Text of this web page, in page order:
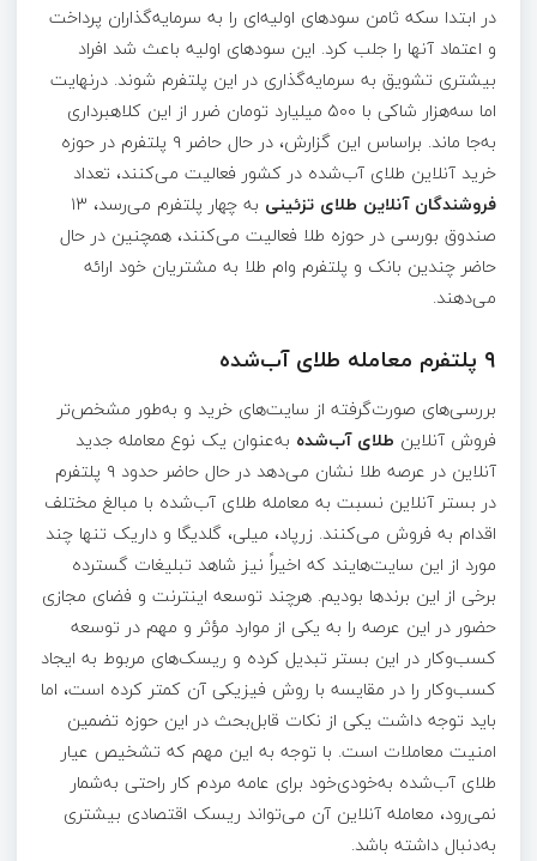
در ابتدا سکه ثامن سودهای اولیه‌ای را به سرمایه‌گذاران پرداخت
و اعتماد آنها را جلب کرد. این سودهای اولیه باعث شد افراد
بیشتری تشویق به سرمایه‌گذاری در این پلتفرم شوند. درنهایت
اما سه‌هزار شاکی با ۵۰۰ میلیارد تومان ضرر از این کلاهبرداری
به‌جا ماند. براساس این گزارش، در حال حاضر ۹ پلتفرم در حوزه
خرید آنلاین طلای آب‌شده در کشور فعالیت می‌کنند، تعداد
فروشندگان آنلاین طلای تزئینی
به چهار پلتفرم می‌رسد، ۱۳
صندوق بورسی در حوزه طلا فعالیت می‌کنند، همچنین در حال
حاضر چندین بانک و پلتفرم وام طلا به مشتریان خود ارائه
می‌دهند.
۹ پلتفرم معامله طلای آب‌شده
بررسی‌های صورت‌گرفته از سایت‌های خرید و به‌طور مشخص‌تر
فروش آنلاین طلای آب‌شده به‌عنوان یک نوع معامله جدید
آنلاین در عرصه طلا نشان می‌دهد در حال حاضر حدود ۹ پلتفرم
در بستر آنلاین نسبت به معامله طلای آب‌شده با مبالغ مختلف
اقدام به فروش می‌کنند. زرپاد، میلی، گلدیگا و داریک تنها چند
مورد از این سایت‌هایند که اخیراً نیز شاهد تبلیغات گسترده
برخی از این برندها بودیم. هرچند توسعه اینترنت و فضای مجازی
حضور در این عرصه را به یکی از موارد مؤثر و مهم در توسعه
کسب‌وکار در این بستر تبدیل کرده و ریسک‌های مربوط به ایجاد
کسب‌وکار را در مقایسه با روش فیزیکی آن کمتر کرده است، اما
باید توجه داشت یکی از نکات قابل‌بحث در این حوزه تضمین
امنیت معاملات است. با توجه به این مهم که تشخیص عیار
طلای آب‌شده به‌خودی‌خود برای عامه مردم کار راحتی به‌شمار
نمی‌رود، معامله آنلاین آن می‌تواند ریسک اقتصادی بیشتری
به‌دنبال داشته باشد.